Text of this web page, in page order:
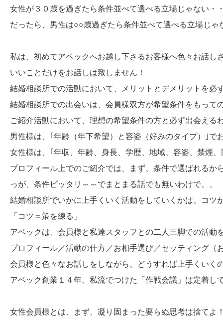
女性が３０歳を過ぎたら条件並べて選べる立場じゃない・
だったら、男性は○○歳過ぎたら条件並べて選べる立場じゃ
私は、初めてアベックへお越し下さるお客様へ色々お話し
いいことだけをお話しは致しません！
結婚相談所での活動において、メリットとデメリットを必
結婚相談所での出会いは、会員様双方が希望条件をもって
ご紹介活動において、理想の希望条件の方と必ず出会える
男性様は、｢年齢（年下希望）と容姿（好みのタイプ）｣で
女性様は、｢年収、年齢、身長、学歴、地域、容姿、禁煙
プロフィール上でのご紹介では、まず、条件で選ばれるか
っが、条件ピッタリ～～でまとまる話でも無いわけで、、
結婚相談所でいかに上手くいく活動をしていくかは、コツ
「コツ＝策を練る」
アベックは、会員様と私達スタッフとの二人三脚での活動
プロフィール／活動の仕方／お相手選び／セッティング（
会員様と色々なお話しをしながら、どうすれば上手くいく
アベック創業１４年、私流でつけた「作戦会議」は定着し
女性会員様とは、まず、凝り固まった要らぬ思考は捨てよ